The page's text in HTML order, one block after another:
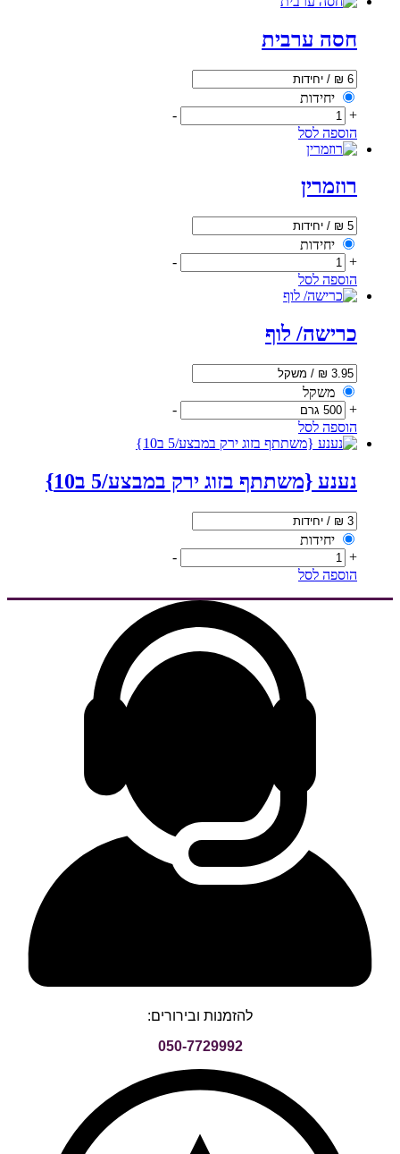
חסה ערבית
יחידות
+
-
הוספה לסל
רוזמרין
יחידות
+
-
הוספה לסל
כרישה/ לוף
משקל
+
-
הוספה לסל
נענע {משתתף בזוג ירק במבצע/5 ב10}
יחידות
+
-
הוספה לסל
להזמנות ובירורים:
050-7729992